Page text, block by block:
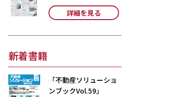
詳細を見る
新着書籍
「不動産ソリューショ
ンブックVol.59」